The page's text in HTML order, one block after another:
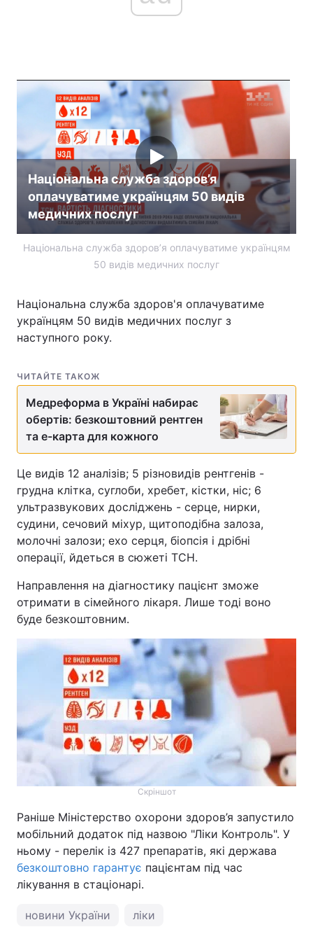
Національна служба здоров’я
оплачуватиме українцям 50 видів
медичних послуг
Національна служба здоров’я оплачуватиме українцям
50 видів медичних послуг
Національна служба здоров'я оплачуватиме
українцям 50 видів медичних послуг з
наступного року.
ЧИТАЙТЕ ТАКОЖ
Медреформа в Україні набирає
обертів: безкоштовний рентген
та е-карта для кожного
Це видів 12 аналізів; 5 різновидів рентгенів -
грудна клітка, суглоби, хребет, кістки, ніс; 6
ультразвукових досліджень - серце, нирки,
судини, сечовий міхур, щитоподібна залоза,
молочні залози; ехо серця, біопсія і дрібні
операції, йдеться в сюжеті ТСН.
Направлення на діагностику пацієнт зможе
отримати в сімейного лікаря. Лише тоді воно
буде безкоштовним.
Скріншот
Раніше Міністерство охорони здоров’я запустило
мобільний додаток під назвою "Ліки Контроль". У
ньому - перелік із 427 препаратів, які держава
безкоштовно гарантує пацієнтам під час
лікування в стаціонарі.
новини України ліки